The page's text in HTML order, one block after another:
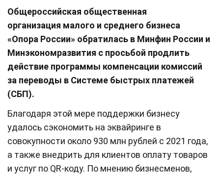
Общероссийская общественная
организация малого и среднего бизнеса
«Опора России» обратилась в Минфин России и
Минэкономразвития с просьбой продлить
действие программы компенсации комиссий
за переводы в Системе быстрых платежей
(СБП).
Благодаря этой мере поддержки бизнесу
удалось сэкономить на эквайринге в
совокупности около 930 млн рублей с 2021 года,
а также внедрить для клиентов оплату товаров
и услуг по QR-коду. По мнению бизнесменов,